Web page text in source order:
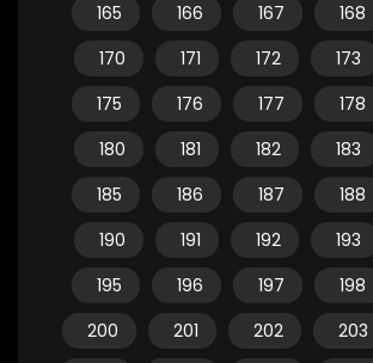
165
166 167 168
170
171 172 173
175
176 177 178
180
181 182 183
185
186 187 188
190
191 192 193
195
196 197 198
200
201 202 203